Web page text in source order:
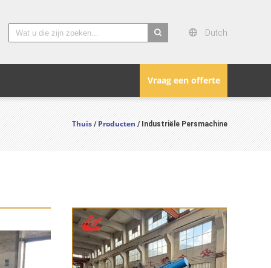
Dutch
Vraag een offerte
Thuis /Producten/ Industriële Persmachine